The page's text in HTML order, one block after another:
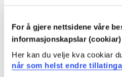
For å gjere nettsidene våre
informasjonskapslar (cookiar)
Her kan du velje kva cookiar
når som helst endre
Instrumentell analyse